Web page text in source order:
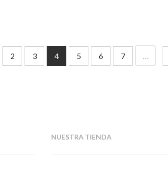
2 3 4 5 6 7 …
NUESTRA TIENDA